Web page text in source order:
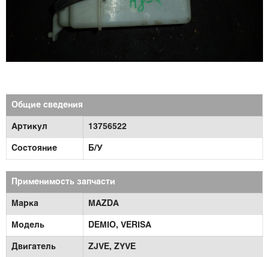
Общие сведения
Артикул 13756522
Состояние Б/У
Применимость запчасти
Марка MAZDA
Модель DEMIO, VERISA
Двигатель ZJVE, ZYVE